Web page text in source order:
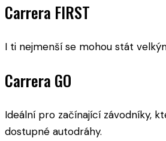
Carrera FIRST
I ti nejmenší se mohou stát
Carrera GO
Ideální pro začínající závodníky,
dostupné autodráhy.